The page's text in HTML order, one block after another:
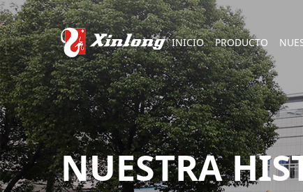
INICIO PRODUCTO
NUESTRA